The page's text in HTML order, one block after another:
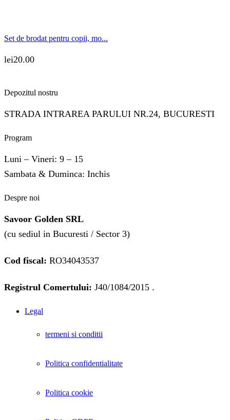
Set de brodat pentru copii, mo...
lei20.00
Depozitul nostru
STRADA INTRAREA PARULUI NR.24, BUCURESTI
Program
Luni – Vineri: 9 – 15
Sambata & Duminca: Inchis
Despre noi
Savoor Golden SRL
(cu sediul in Bucuresti / Sector 3)
Cod fiscal: RO34043537
Registrul Comertului: J40/1084/2015 .
Legal
termeni si conditii
Politica confidentialitate
Politica cookie